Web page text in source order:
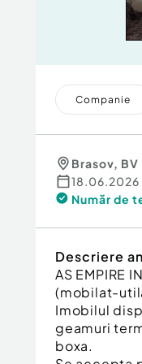
Companie
Brasov, BV
18.06.2026
Număr de
Descriere
AS EMPIRE
(mobilat-
Imobilul
geamuri
boxa.